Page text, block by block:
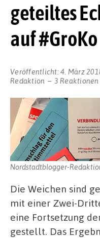
geteiltes
auf #GroKo
Veröffentlicht:4. März
Redaktion
3 Reaktionen
Nordstadtblogger-
Die Weichen sind
mit einer Zwei-
eine Fortsetzung
gestellt. Das